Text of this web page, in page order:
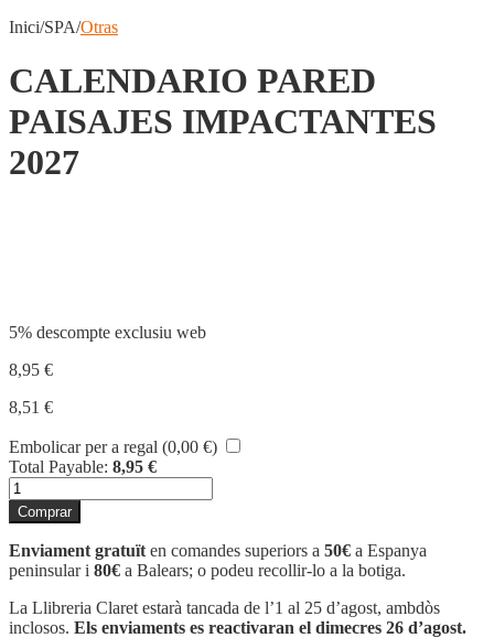
Inici/SPA/Otras
CALENDARIO PARED
PAISAJES IMPACTANTES
2027
5% descompte exclusiu web
8,95 €
8,51 €
Embolicar per a regal (0,00 €)
Total Payable: 8,95 €
quantitat
de
CALENDARIO
PARED
PAISAJES
IMPACTANTES
2027
Comprar
Enviament gratuït en comandes superiors a 50€ a Espanya
peninsular i 80€ a Balears; o podeu recollir-lo a la botiga.
La Llibreria Claret estarà tancada de l’1 al 25 d’agost, ambdòs
inclosos. Els enviaments es reactivaran el dimecres 26 d’agost.